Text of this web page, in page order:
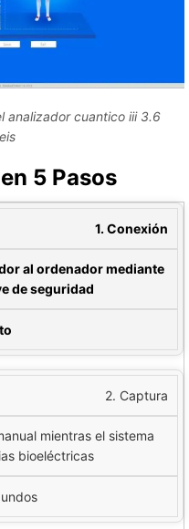
analizador cuantico iii 3.6
5 Pasos
1. Conexión
al ordenador mediante
de seguridad
2. Captura
mientras el sistema
bioeléctricas